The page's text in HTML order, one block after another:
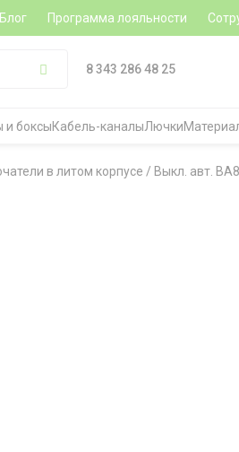
Блог Программа лояльности
8 343 286 48 25
и боксыКабель-каналыЛючки
в литом корпусе / Выкл. авт.